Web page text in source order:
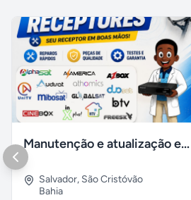
Manutenção e atualização em receptores Htv em Salvador Ba
Salvador, São Cristóvão
Bahia